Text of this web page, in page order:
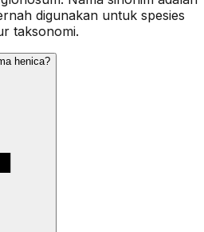
digunakan untuk spesies
taksonomi.
henica?